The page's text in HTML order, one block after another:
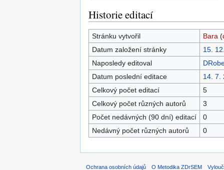
Historie editací
Stránku vytvořil Bara (
Datum založení stránky
15.
Naposledy editoval
Datum poslední editace
14. 7.
Celkový počet editací
5
Celkový počet různých autorů
3
Počet nedávných (90 dní) editací
0
Nedávný počet různých autorů
0
Ochrana osobních údajů O Metodika ZDrSEM